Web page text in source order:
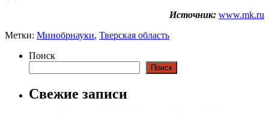
Источник: www.mk.ru
Метки: Минобрнауки, Тверская область
Поиск
Поиск
Свежие записи